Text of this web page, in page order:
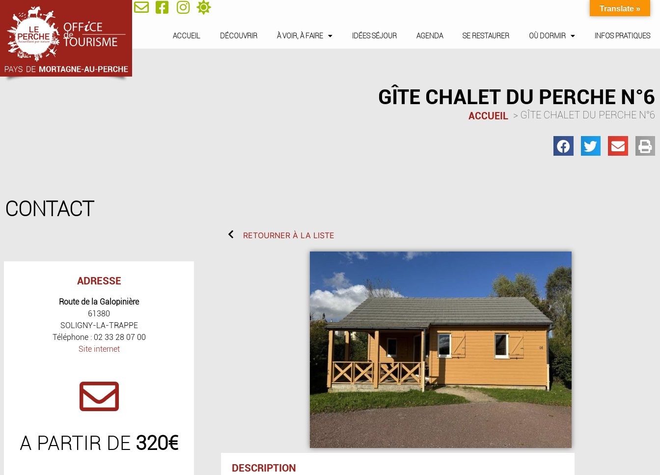
ACCUEIL DÉCOUVRIR À VOIR, À FAIRE IDÉES SÉJOUR AGENDA SE RESTAURER OÙ DORMIR INFOS PRATIQUES
GÎTE CHALET DU PERCHE N°6
ACCUEIL GÎTE CHALET DU PERCHE N°6
CONTACT
ADRESSE
Route de la Galopinière
61380
SOLIGNY-LA-TRAPPE
Téléphone : 02 33 28 07 00
Site internet
A PARTIR DE 320€
RETOURNER À LA LISTE
DESCRIPTION
Translate »